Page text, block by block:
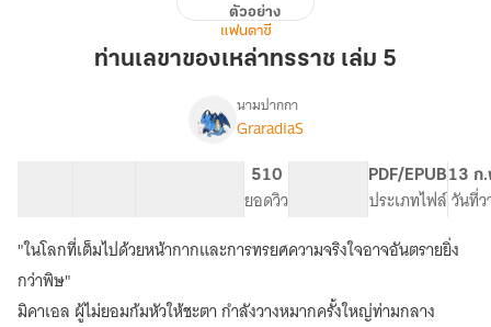
ของ
ตัวอย่าง
แฟนตาซี
ท่านเลขาของเหล่าทรราช เล่ม 5
เรื่อง
เลขา
ของ
เหล่า
นามปากกา
GraradiaS
510
ยอดวิว
PDF/EPUB
ประเภทไฟล์
13 ก
วันที่ว
"ในโลกที่เต็มไปด้วยหน้ากากและการทรยศความจริงใจอาจอันตรายยิ่ง
กว่าพิษ"
มิคาเอล ผู้ไม่ยอมก้มหัวให้ชะตา กำลังวางหมากครั้งใหญ่ท่ามกลาง